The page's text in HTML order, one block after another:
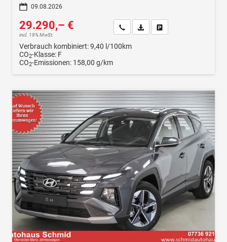
09.08.2026
29.290,– €
incl. 19% MwSt.
Wir rufen Sie anFahrzeugexposé (PDF)
Verbrauch kombiniert:9,40 l/100km
CO2-Klasse: F
CO2-Emissionen: 158,00 g/km